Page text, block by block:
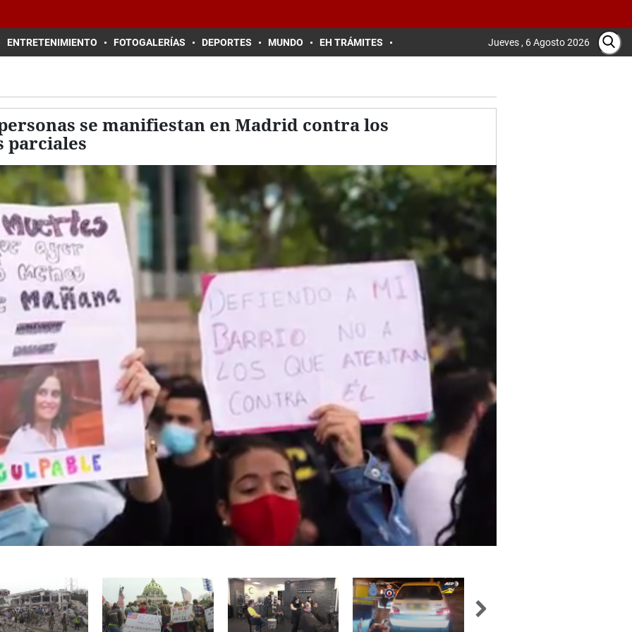
ENTRETENIMIENTO FOTOGALERÍAS DEPORTES MUNDO EH TRÁMITES Jueves , 6 Agosto 2026
se manifiestan en Madrid contra los
parciales